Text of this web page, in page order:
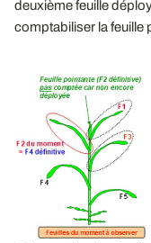
deuxième feuille
comptabiliser la feuille